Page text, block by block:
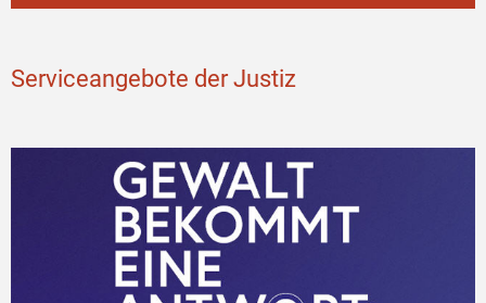
Serviceangebote der Justiz